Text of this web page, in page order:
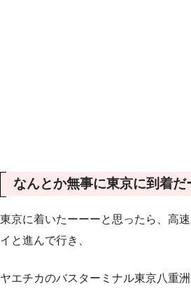
なんとか無事に東京に到着だ
東京に着いたーーーと思ったら、高
イと進んで行き、
ヤエチカのバスターミナル東京八重洲